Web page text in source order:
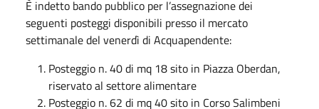
È indetto bando pubblico per l’assegnazione dei
seguenti posteggi disponibili presso il mercato
settimanale del venerdì di Acquapendente:
Posteggio n. 40 di mq 18 sito in Piazza Oberdan,
riservato al settore alimentare
Posteggio n. 62 di mq 40 sito in Corso Salimbeni